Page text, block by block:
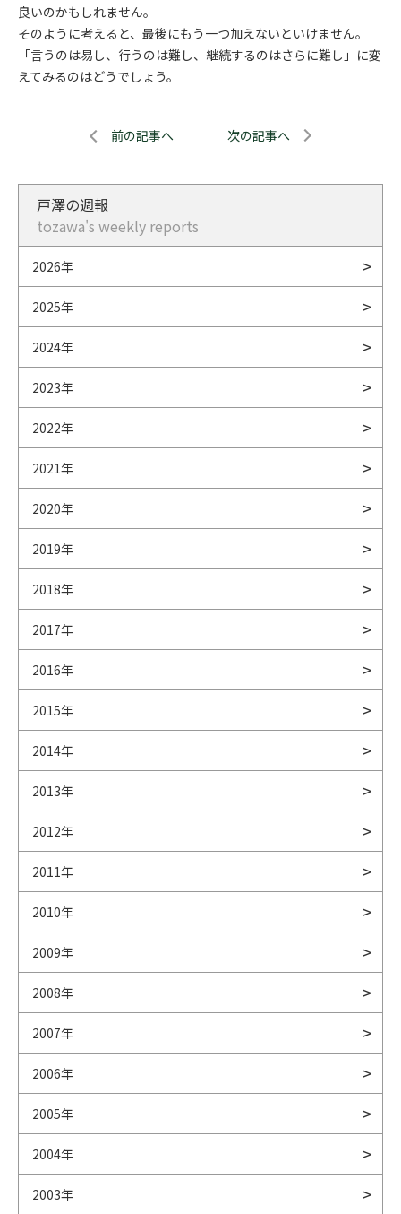
良いのかもしれません。
そのように考えると、最後にもう一つ加えないといけません。
「言うのは易し、行うのは難し、継続するのはさらに難し」に変
えてみるのはどうでしょう。
前の記事へ ｜ 次の記事へ
戸澤の週報
tozawa's weekly reports
2026年
2025年
2024年
2023年
2022年
2021年
2020年
2019年
2018年
2017年
2016年
2015年
2014年
2013年
2012年
2011年
2010年
2009年
2008年
2007年
2006年
2005年
2004年
2003年